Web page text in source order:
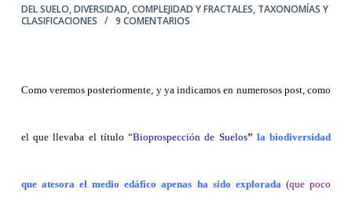
DEL SUELO,DIVERSIDAD, COMPLEJIDAD Y FRACTALES, TAXONOMÍAS Y
CLASIFICACIONES
9 COMENTARIOS
Como veremos posteriormente, y ya indicamos en numerosos post, como
el que llevaba el título “Bioprospección de Suelos” la biodiversidad
que atesora el medio edáfico apenas ha sido explorada (que poco